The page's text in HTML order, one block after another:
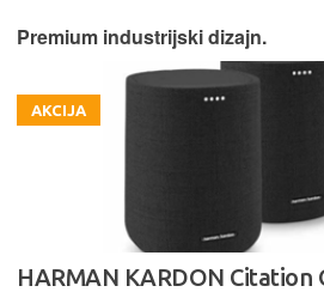
Premium industrijski dizajn.
AKCIJA
HARMAN KARDON Citation